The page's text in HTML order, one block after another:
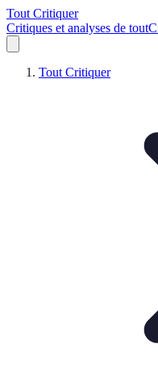
Tout Critiquer
Critiques et analyses de tout
Tout Critiquer